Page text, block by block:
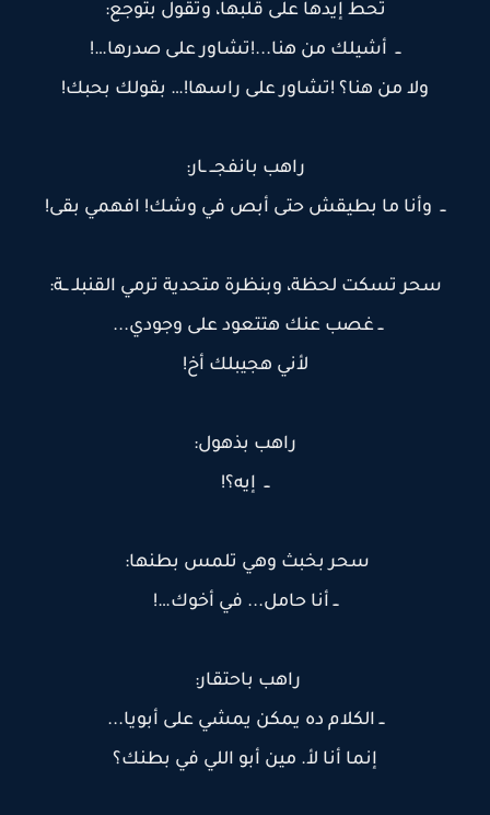
تحط إيدها على قلبها، وتقول بتوجع:
ــ أشيلك من هنا...!تشاور على صدرها…!
ولا من هنا؟ !تشاور على راسها!… بقولك بحبك!
راهب بانفجــ ـار:
ــ وأنا ما بطيقش حتى أبص في وشك! افهمي بقى!
سحر تسكت لحظة، وبنظرة متحدية ترمي القنبلـ ــة:
ــ غصب عنك هتتعود على وجودي...
لأني هجيبلك أخ!
راهب بذهول:
ــ إيه؟!
سحر بخبث وهي تلمس بطنها:
ــ أنا حامل... في أخوك…!
راهب باحتقار:
ــ الكلام ده يمكن يمشي على أبويا...
إنما أنا لأ. مين أبو اللي في بطنك؟